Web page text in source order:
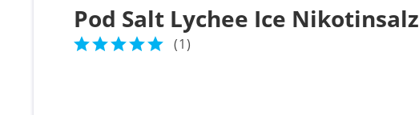
Pod Salt Lychee Ice Nikotinsalz
(1)